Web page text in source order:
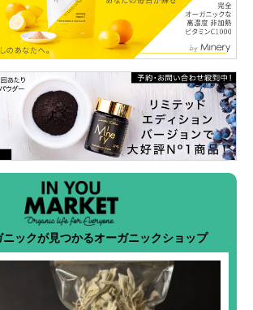
ックが見つかるオーガニックショップ